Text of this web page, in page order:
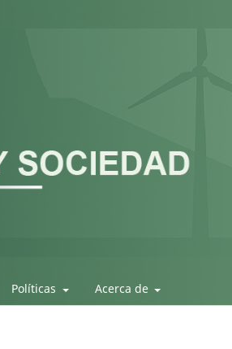
Políticas Acerca de